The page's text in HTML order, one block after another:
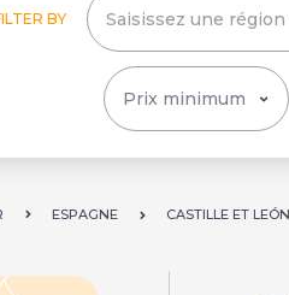
BY
ESPAGNE CASTILLE ET LEÓN